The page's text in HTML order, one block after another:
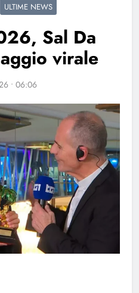
ULTIME NEWS
Sal Da
virale
• 06:06